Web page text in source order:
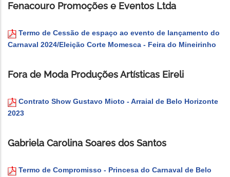
Fenacouro Promoções e Eventos Ltda
Termo de Cessão de espaço ao evento de lançamento do
Carnaval 2024/Eleição Corte Momesca - Feira do Mineirinho
Fora de Moda Produções Artísticas Eireli
Contrato Show Gustavo Mioto - Arraial de Belo Horizonte
2023
Gabriela Carolina Soares dos Santos
Termo de Compromisso - Princesa do Carnaval de Belo